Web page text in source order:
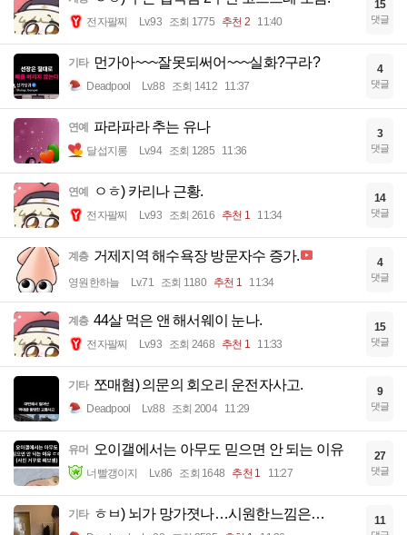
전자팔찌 Lv.93 조회 1775 추천 2 11:40
15
댓글
기타 먼가아~~~잘못되써어~~~실화?구라?
Deadpool Lv.88 조회 1412 11:37
4
댓글
연예 파라파라 추는 유나
달섭지롱 Lv.94 조회 1285 11:36
3
댓글
연예 ㅇㅎ) 카리나 근황.
전자팔찌 Lv.93 조회 2616 추천 1 11:34
14
댓글
계층 거제지역 해수욕장 방문자수 증가.
영원한하늘 Lv.71 조회 1180 추천 1 11:34
4
댓글
계층 44살 먹은 앤 해서웨이 눈나.
전자팔찌 Lv.93 조회 2468 추천 1 11:33
15
댓글
기타 쪼매혐) 의문의 회오리 운전자사고.
Deadpool Lv.88 조회 2004 11:29
9
댓글
유머 오이갤에서는 아무도 믿으면 안 되는 이유
너빨갱이지 Lv.86 조회 1648 추천 1 11:27
27
댓글
기타 ㅎㅂ) 뇌가 망가졋나…시원한느낌은… 11